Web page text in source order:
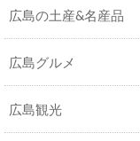
広島の土産&名産品
広島グルメ
広島観光